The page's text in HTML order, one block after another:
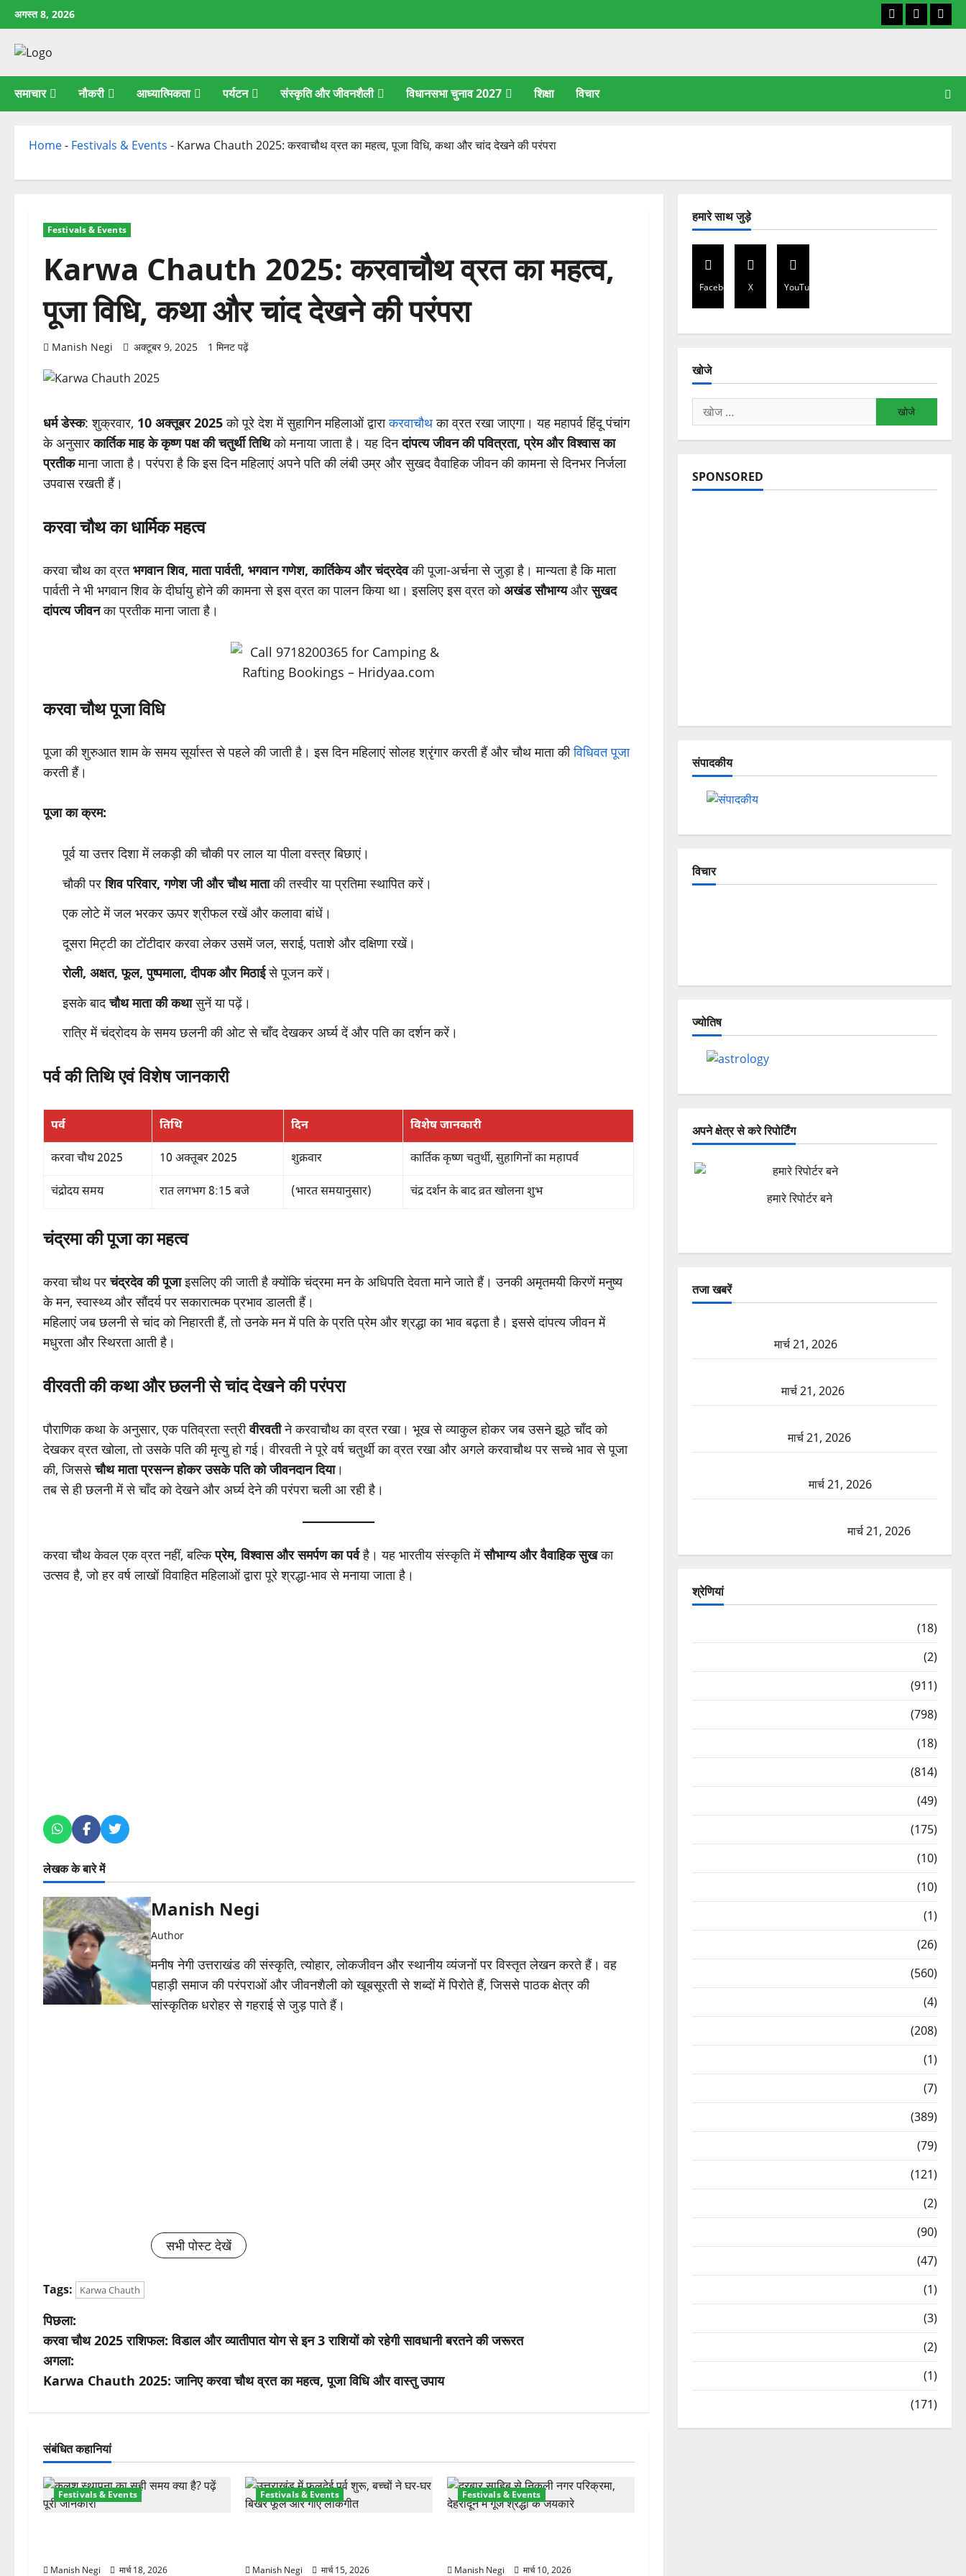
छोड़कर
सामग्री
अगस्त 8, 2026 Facebook
X
समाचार नौकरी आध्यात्मिकता पर्यटन संस्कृति और जीवनशैली विधानसभा चुनाव 2027 शिक्षा विचार
Home- Festivals & Events - Karwa Chauth 2025: करवाचौथ व्रत का महत्व, पूजा विधि, कथा और चांद देखने की परंपरा
Festivals & Events
Karwa Chauth 2025: करवाचौथ व्रत का महत्व,
पूजा विधि, कथा और चांद देखने की परंपरा
Manish Negi अक्टूबर 9, 2025 1 मिनट पढ़ें
धर्म डेस्क: शुक्रवार, 10 अक्तूबर 2025को पूरे देश में सुहागिन महिलाओं द्वाराकरवाचौथका व्रत रखा जाएगा। यह महापर्व हिंदू पंचांग
के अनुसारकार्तिक माह के कृष्ण पक्ष की चतुर्थी तिथिको मनाया जाता है। यह दिनदांपत्य जीवन की पवित्रता, प्रेम और विश्वास का
प्रतीकमाना जाता है। परंपरा है कि इस दिन महिलाएं अपने पति की लंबी उम्र और सुखद वैवाहिक जीवन की कामना से दिनभर निर्जला
उपवास रखती हैं।
करवा चौथ का धार्मिक महत्व
करवा चौथ का व्रतभगवान शिव, माता पार्वती, भगवान गणेश, कार्तिकेय और चंद्रदेवकी पूजा-अर्चना से जुड़ा है। मान्यता है कि माता
पार्वती ने भी भगवान शिव के दीर्घायु होने की कामना से इस व्रत का पालन किया था। इसलिए इस व्रत कोअखंड सौभाग्यऔरसुखद
दांपत्य जीवनका प्रतीक माना जाता है।
करवा चौथ पूजा विधि
पूजा की शुरुआत शाम के समय सूर्यास्त से पहले की जाती है। इस दिन महिलाएं सोलह श्रृंगार करती हैं और चौथ माता कीविधिवत पूजा
करती हैं।
पूजा का क्रम:
पूर्व या उत्तर दिशा में लकड़ी की चौकी पर लाल या पीला वस्त्र बिछाएं।
चौकी परशिव परिवार, गणेश जी और चौथ माताकी तस्वीर या प्रतिमा स्थापित करें।
एक लोटे में जल भरकर ऊपर श्रीफल रखें और कलावा बांधें।
दूसरा मिट्टी का टोंटीदार करवा लेकर उसमें जल, सराई, पताशे और दक्षिणा रखें।
रोली, अक्षत, फूल, पुष्पमाला, दीपक और मिठाईसे पूजन करें।
इसके बादचौथ माता की कथासुनें या पढ़ें।
रात्रि में चंद्रोदय के समय छलनी की ओट से चाँद देखकर अर्घ्य दें और पति का दर्शन करें।
पर्व की तिथि एवं विशेष जानकारी
पर्व तिथि दिन विशेष जानकारी
करवा चौथ 2025 10 अक्तूबर 2025 शुक्रवार कार्तिक कृष्ण चतुर्थी, सुहागिनों का महापर्व
चंद्रोदय समय रात लगभग 8:15 बजे (भारत समयानुसार) चंद्र दर्शन के बाद व्रत खोलना शुभ
चंद्रमा की पूजा का महत्व
करवा चौथ परचंद्रदेव की पूजाइसलिए की जाती है क्योंकि चंद्रमा मन के अधिपति देवता माने जाते हैं। उनकी अमृतमयी किरणें मनुष्य
के मन, स्वास्थ्य और सौंदर्य पर सकारात्मक प्रभाव डालती हैं।
महिलाएं जब छलनी से चांद को निहारती हैं, तो उनके मन में पति के प्रति प्रेम और श्रद्धा का भाव बढ़ता है। इससे दांपत्य जीवन में
मधुरता और स्थिरता आती है।
वीरवती की कथा और छलनी से चांद देखने की परंपरा
पौराणिक कथा के अनुसार, एक पतिव्रता स्त्रीवीरवतीने करवाचौथ का व्रत रखा। भूख से व्याकुल होकर जब उसने झूठे चाँद को
देखकर व्रत खोला, तो उसके पति की मृत्यु हो गई। वीरवती ने पूरे वर्ष चतुर्थी का व्रत रखा और अगले करवाचौथ पर सच्चे भाव से पूजा
की, जिससेचौथ माता प्रसन्न होकर उसके पति को जीवनदान दिया।
तब से ही छलनी में से चाँद को देखने और अर्घ्य देने की परंपरा चली आ रही है।
करवा चौथ केवल एक व्रत नहीं, बल्किप्रेम, विश्वास और समर्पण का पर्वहै। यह भारतीय संस्कृति मेंसौभाग्य और वैवाहिक सुखका
उत्सव है, जो हर वर्ष लाखों विवाहित महिलाओं द्वारा पूरे श्रद्धा-भाव से मनाया जाता है।
लेखक के बारे में
Manish Negi
Author
मनीष नेगी उत्तराखंड की संस्कृति, त्योहार, लोकजीवन और स्थानीय व्यंजनों पर विस्तृत लेखन करते हैं। वह
पहाड़ी समाज की परंपराओं और जीवनशैली को खूबसूरती से शब्दों में पिरोते हैं, जिससे पाठक क्षेत्र की
सांस्कृतिक धरोहर से गहराई से जुड़ पाते हैं।
सभी पोस्ट देखें
Tags: Karwa Chauth
पो
स्ट
ने
गे
श
न
पिछला:
करवा चौथ 2025 राशिफल: विडाल और व्यातीपात योग से इन 3 राशियों को रहेगी सावधानी बरतने की जरूरत
अगला:
Karwa Chauth 2025: जानिए करवा चौथ व्रत का महत्व, पूजा विधि और वास्तु उपाय
संबंधित कहानियां
Festivals & Events
Manish Negi मार्च 18, 2026
Festivals & Events
Manish Negi मार्च 15, 2026
Festivals & Events
Manish Negi मार्च 10, 2026
हमारे साथ जुड़े
Facebook X YouTube
खोजे
निम्न
को
खोजें:
SPONSORED
संपादकीय
विचार
ज्योतिष
अपने क्षेत्र से करे रिपोर्टिंग
हमारे रिपोर्टर बने
तजा खबरें
मार्च 21, 2026
मार्च 21, 2026
मार्च 21, 2026
मार्च 21, 2026
मार्च 21, 2026
श्रेणियां
(18)
(2)
(911)
(798)
(18)
(814)
(49)
(175)
(10)
(10)
(1)
(26)
(560)
(4)
(208)
(1)
(7)
(389)
(79)
(121)
(2)
(90)
(47)
(1)
(3)
(2)
(1)
(171)